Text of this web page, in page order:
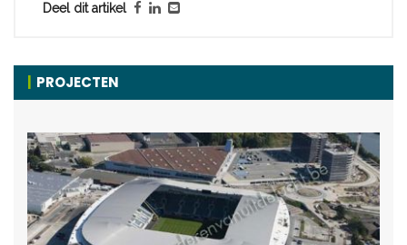
Deel dit artikel
PROJECTEN